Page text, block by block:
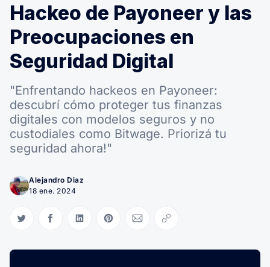
Hackeo de Payoneer y las
Preocupaciones en
Seguridad Digital
"Enfrentando hackeos en Payoneer:
descubrí cómo proteger tus finanzas
digitales con modelos seguros y no
custodiales como Bitwage. Priorizá tu
seguridad ahora!"
Alejandro Diaz
18 ene. 2024
Compartir en Twitter
Compartir en Facebook
Compartir en LinkedIn
Compartir en Pinterest
Compartir via Email
Copiar link